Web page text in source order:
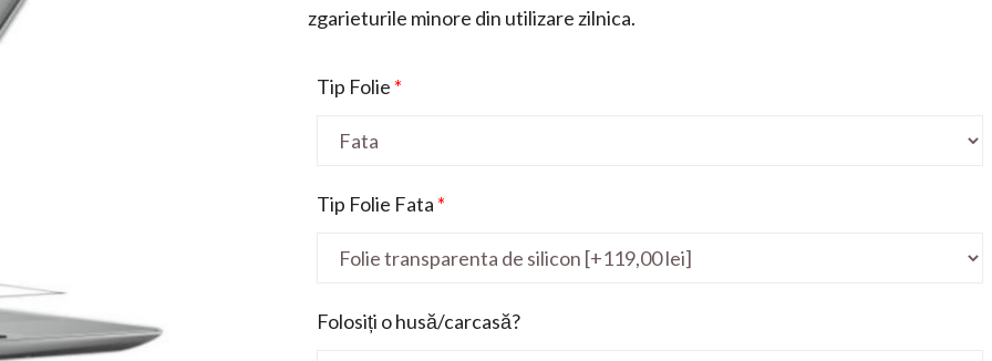
zgarieturile minore din utilizare zilnica.
Tip Folie *
Tip Folie Fata *
Folosiți o husă/carcasă?